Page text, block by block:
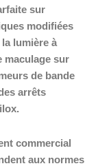
sur
modifiées
lumière à
maculage sur
de bande
arrêts
commercial
aux normes